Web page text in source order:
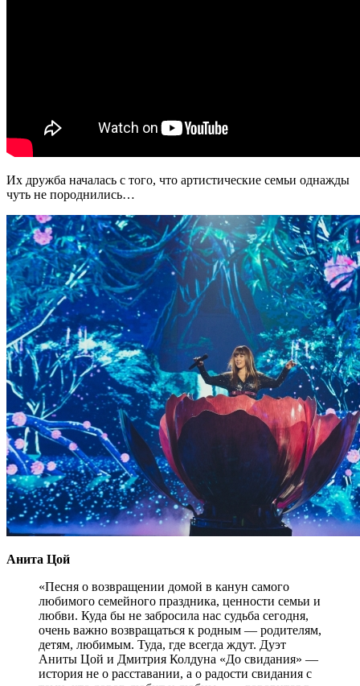
Их дружба началась с того, что артистические семьи однажды
чуть не породнились…
Анита Цой
«Песня о возвращении домой в канун самого
любимого семейного праздника, ценности семьи и
любви. Куда бы не забросила нас судьба сегодня,
очень важно возвращаться к родным — родителям,
детям, любимым. Туда, где всегда ждут. Дуэт
Аниты Цой и Дмитрия Колдуна «До свидания» —
история не о расставании, а о радости свидания с